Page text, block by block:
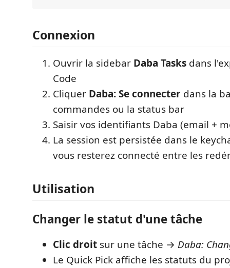
Connexion
Ouvrir la sidebar Daba Tasks dans
Code
Cliquer Daba: Se connecter dans la
commandes ou la status bar
Saisir vos identifiants Daba (email +
La session est persistée dans le
vous resterez connecté entre les
Utilisation
Changer le statut d'une tâche
Clic droit sur une tâche → Daba:
Le Quick Pick affiche les statuts du